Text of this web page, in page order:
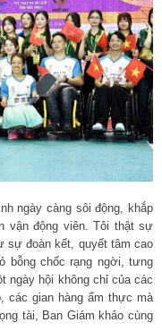
ngày càng sôi động, khắp
vận động viên. Tôi thật sự
sự đoàn kết, quyết tâm cao
bỗng chốc rạng ngời, tưng
ngày hội không chỉ của các
các gian hàng ẩm thực mà
tài, Ban Giám khảo cùng